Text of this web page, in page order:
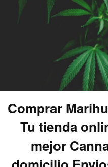
Comprar
Tu tienda
mejor